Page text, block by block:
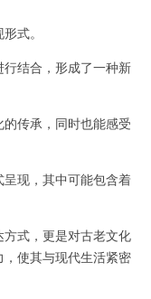
式。
结合，形成了一种新
传承，同时也能感受
现，其中可能包含着
式，更是对古老文化
使其与现代生活紧密